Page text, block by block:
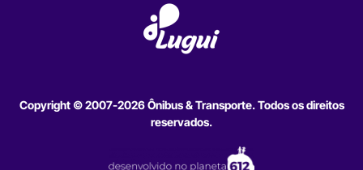
Copyright © 2007-2026 Ônibus & Transporte. Todos os direitos
reservados.